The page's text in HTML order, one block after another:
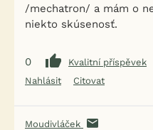
/mechatron/ a mám o
niekto skúsenosť.
0
Kvalitní příspěvek
Nahlásit
Citovat
Moudivláček